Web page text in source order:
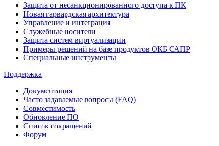
Защита от несанкционированного доступа к ПК
Новая гарвардская архитектура
Управление и интеграция
Служебные носители
Защита систем виртуализации
Примеры решений на базе продуктов ОКБ САПР
Специальные инструменты
Поддержка
Документация
Часто задаваемые вопросы (FAQ)
Совместимость
Обновление ПО
Список сокращений
Форум